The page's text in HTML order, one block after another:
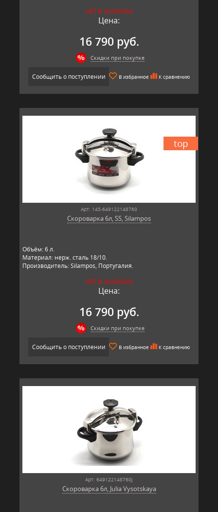
НЕТ В НАЛИЧИИ
Цена:
16 790 руб.
Скидки при покупке
Сообщить о поступлении В избранное К сравнению
top
Арт: 145-649122148760
Скороварка 6л, SS, Silampos
Объём: 6 л.
Материал: нерж. сталь 18/10.
Производитель: Silampos, Португалия.
НЕТ В НАЛИЧИИ
Цена:
16 790 руб.
Скидки при покупке
Сообщить о поступлении В избранное К сравнению
Арт: 649122148760J
Скороварка 6л, Julia Vysotskaya